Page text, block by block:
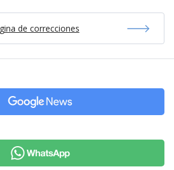
de correcciones